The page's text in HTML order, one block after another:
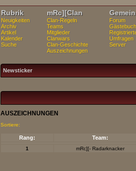
Rubrik mRc][Clan
Neuigkeiten
Archiv
Artikel
Kalender
Suche
Clan-Regeln
Teams
Mitglieder
Clanwars
Clan-Geschichte
Auszeichnungen
Forum
Gästebuch
Umfragen
Server
Newsticker
AUSZEICHNUNGEN
Sortiere:
Rang: Team:
1 mRc][- Radarknacker